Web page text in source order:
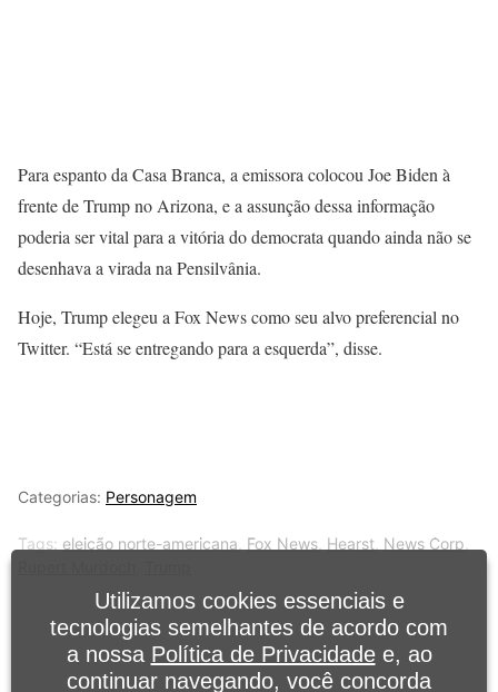
Para espanto da Casa Branca, a emissora colocou Joe Biden à
frente de Trump no Arizona, e a assunção dessa informação
poderia ser vital para a vitória do democrata quando ainda não se
desenhava a virada na Pensilvânia.
Hoje, Trump elegeu a Fox News como seu alvo preferencial no
Twitter. “Está se entregando para a esquerda”, disse.
Categorias: Personagem
Tags: eleição norte-americana Fox News Hearst News Corp
Utilizamos cookies essenciais e
tecnologias semelhantes de acordo com
a nossa Política de Privacidadee, ao
continuar navegando, você concorda